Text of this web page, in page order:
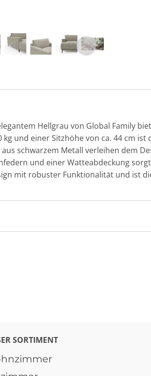
Hellgrau von Global Family
kg und einer Sitzhöhe von ca. 44 cm
schwarzem Metall verleihen dem
und einer Watteabdeckung
mit robuster Funktionalität und ist
SORTIMENT